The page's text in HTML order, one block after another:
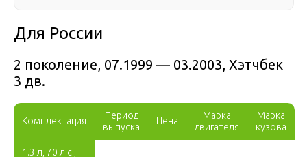
Для России
2 поколение, 07.1999 — 03.2003, Хэтчбек
3 дв.
Комплектация
Период
выпуска
Цена
Марка
двигателя
Марка
кузова
1.3 л, 70 л.с.,